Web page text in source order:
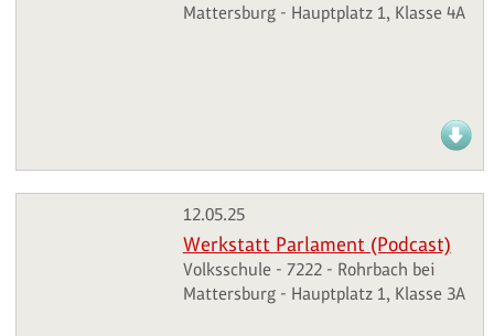
Mattersburg - Hauptplatz 1, Klasse 4A
12.05.25
Werkstatt Parlament (Podcast)
Volksschule - 7222 - Rohrbach bei
Mattersburg - Hauptplatz 1, Klasse 3A